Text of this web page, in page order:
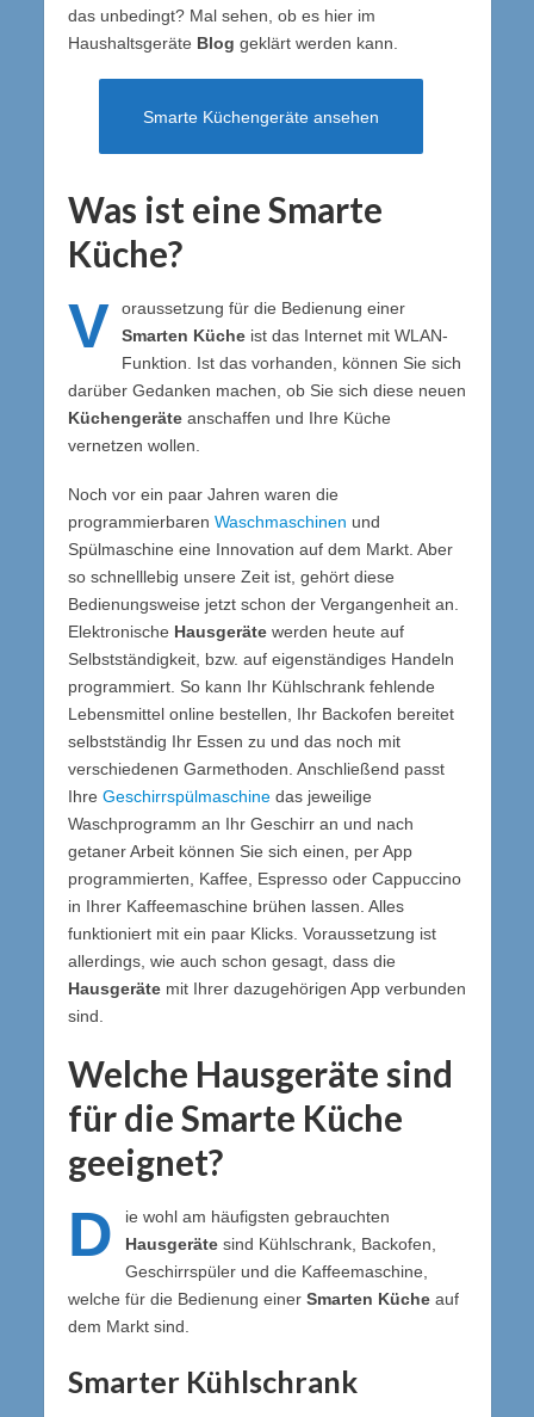
das unbedingt? Mal sehen, ob es hier im
Haushaltsgeräte Blog geklärt werden kann.
Smarte Küchengeräte ansehen
Was ist eine Smarte
Küche?
V
oraussetzung für die Bedienung einer
Smarten Kücheist das Internet mit WLAN-
Funktion. Ist das vorhanden, können Sie sich
darüber Gedanken machen, ob Sie sich diese neuen
Küchengeräteanschaffen und Ihre Küche
vernetzen wollen.
Noch vor ein paar Jahren waren die
programmierbaren Waschmaschinen und
Spülmaschine eine Innovation auf dem Markt. Aber
so schnelllebig unsere Zeit ist, gehört diese
Bedienungsweise jetzt schon der Vergangenheit an.
Elektronische Hausgerätewerden heute auf
Selbstständigkeit, bzw. auf eigenständiges Handeln
programmiert. So kann Ihr Kühlschrank fehlende
Lebensmittel online bestellen, Ihr Backofen bereitet
selbstständig Ihr Essen zu und das noch mit
verschiedenen Garmethoden. Anschließend passt
Ihre Geschirrspülmaschine das jeweilige
Waschprogramm an Ihr Geschirr an und nach
getaner Arbeit können Sie sich einen, per App
programmierten, Kaffee, Espresso oder Cappuccino
in Ihrer Kaffeemaschine brühen lassen. Alles
funktioniert mit ein paar Klicks. Voraussetzung ist
allerdings, wie auch schon gesagt, dass die
Hausgerätemit Ihrer dazugehörigen App verbunden
sind.
Welche Hausgeräte sind
für die Smarte Küche
geeignet?
D
ie wohl am häufigsten gebrauchten
Hausgerätesind Kühlschrank, Backofen,
Geschirrspüler und die Kaffeemaschine,
welche für die Bedienung einer Smarten Kücheauf
dem Markt sind.
Smarter Kühlschrank